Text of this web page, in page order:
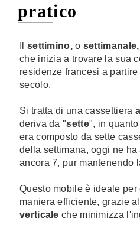
pratico
settimino,o settimanale,
che inizia a trovare la sua
residenze francesi a partire
secolo.
Si tratta di una cassettiera
deriva da "sette", in
era composto da sette
della settimana, oggi ne
ancora 7, pur mantenendo
Questo mobile è ideale
maniera efficiente, grazie
verticale che minimizza